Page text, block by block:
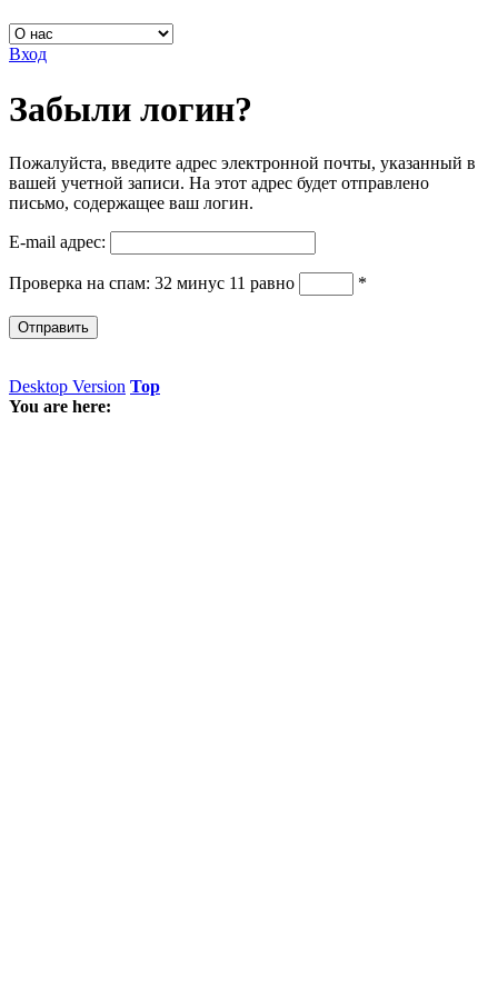
Вход
Забыли логин?
Пожалуйста, введите адрес электронной почты, указанный в
вашей учетной записи. На этот адрес будет отправлено
письмо, содержащее ваш логин.
E-mail адрес:
Проверка на спам: 32 минус 11 равно *
Отправить
Desktop Version Top
You are here: